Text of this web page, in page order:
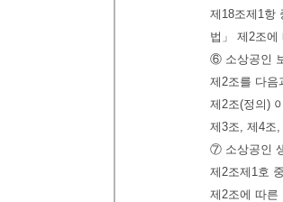
제18조제1항
법」 제2조에
⑥ 소상공인
제2조를 다음
제2조(정의)
제3조, 제4조
⑦ 소상공인
제2조제1호
제2조에 따른